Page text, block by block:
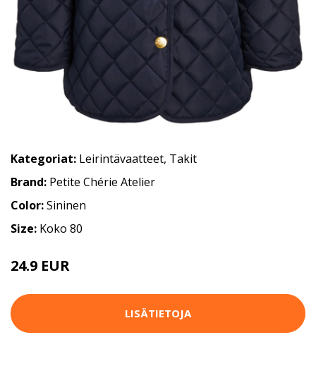
Kategoriat: Leirintävaatteet, Takit
Brand: Petite Chérie Atelier
Color:Sininen
Size: Koko 80
24.9 EUR
LISÄTIETOJA